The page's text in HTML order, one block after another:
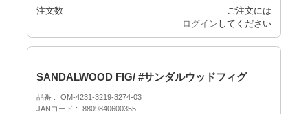
注文数
ご注文には
ログイン してください
SANDALWOOD FIG/ #サンダルウッドフィグ
品番
OM-4231-3219-3274-03
JANコード
8809840600355